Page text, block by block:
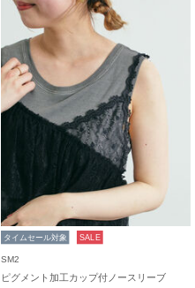
タイムセール対象 SALE
SM2
ピグメント加工カップ付ノースリーブ